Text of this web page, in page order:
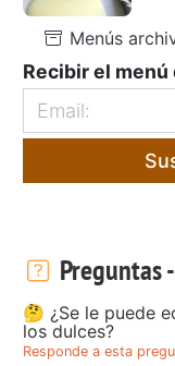
Menús
Recibir el menú
Preguntas
🤔 ¿Se le puede
los dulces?
Responde a esta